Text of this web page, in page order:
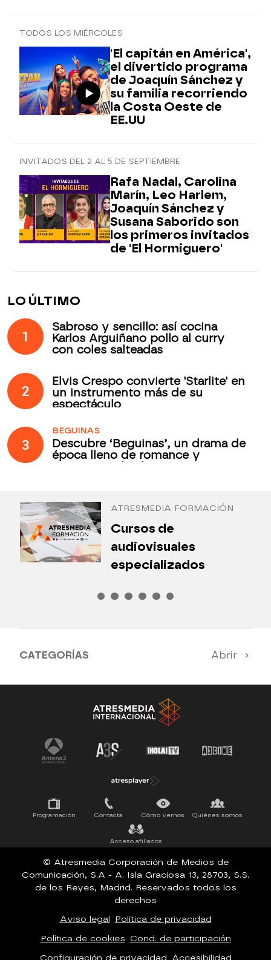
TODOS LOS MIÉRCOLES
'El capitán en América',
el divertido programa
de Joaquín Sánchez y
su familia recorriendo
la Costa Oeste de
EE.UU
INVITADOS DEL 2 AL 5 DE SEPTIEMBRE
Rafa Nadal, Carolina
Marín, Leo Harlem,
Joaquín Sánchez y
Susana Saborido son
los primeros invitados
de 'El Hormiguero'
LO ÚLTIMO
1
Sabroso y sencillo: así cocina
Karlos Arguiñano pollo al curry
con coles salteadas
2
Elvis Crespo convierte 'Starlite' en
un instrumento más de su
espectáculo
3
BEGUINAS
Descubre ‘Beguinas’, un drama de
época lleno de romance y
ATRESMEDIA FORMACIÓN
Cursos de
audiovisuales
especializados
CATEGORÍAS Abrir
Antena 3 Noticias El Hormiguero
Tu cara me suena Pasapalabra
Programación Contacta Cómo vernos Quiénes somos
Acceso afiliados
© Atresmedia Corporación de Medios de
Comunicación, S.A - A. Isla Graciosa 13, 28703, S.S.
de los Reyes, Madrid. Reservados todos los
derechos
Aviso legal Política de privacidad
Política de cookies Cond. de participación
Configuración de privacidad Accesibilidad